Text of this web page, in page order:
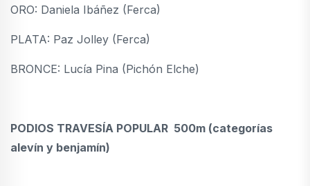
ORO: Daniela Ibáñez (Ferca)
PLATA: Paz Jolley (Ferca)
BRONCE: Lucía Pina (Pichón Elche)
PODIOS TRAVESÍA POPULAR 500m (categorías
alevín y benjamín)